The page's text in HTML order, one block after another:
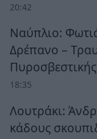
20:42
Ναύπλιο:
Δρέπανο –
18:35
Λουτράκι:
κάδους